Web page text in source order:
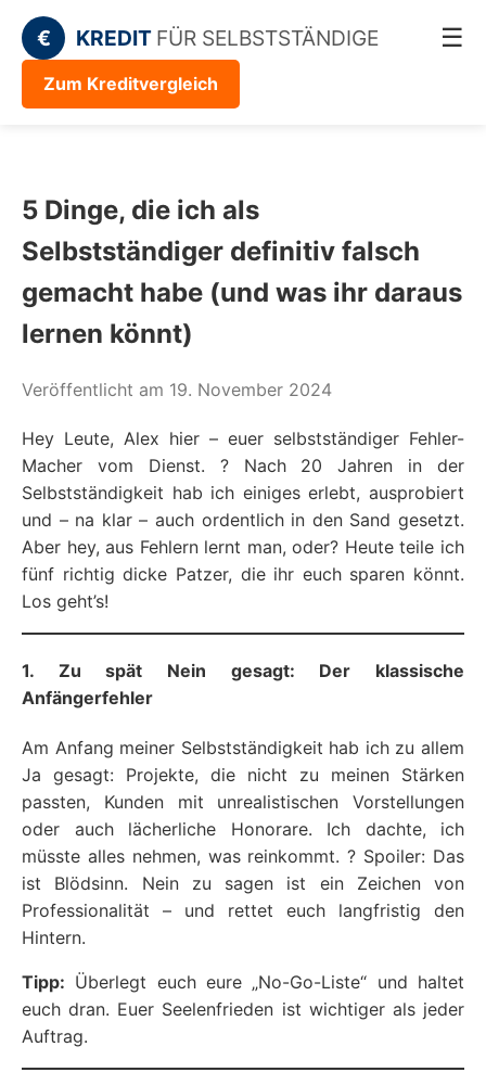
€ KREDIT FÜR SELBSTSTÄNDIGE ☰
Zum Kreditvergleich
5 Dinge, die ich als
Selbstständiger definitiv falsch
gemacht habe (und was ihr daraus
lernen könnt)
Veröffentlicht am 19. November 2024
Hey Leute, Alex hier – euer selbstständiger Fehler-
Macher vom Dienst. ? Nach 20 Jahren in der
Selbstständigkeit hab ich einiges erlebt, ausprobiert
und – na klar – auch ordentlich in den Sand gesetzt.
Aber hey, aus Fehlern lernt man, oder? Heute teile ich
fünf richtig dicke Patzer, die ihr euch sparen könnt.
Los geht’s!
1. Zu spät Nein gesagt: Der klassische
Anfängerfehler
Am Anfang meiner Selbstständigkeit hab ich zu allem
Ja gesagt: Projekte, die nicht zu meinen Stärken
passten, Kunden mit unrealistischen Vorstellungen
oder auch lächerliche Honorare. Ich dachte, ich
müsste alles nehmen, was reinkommt. ? Spoiler: Das
ist Blödsinn. Nein zu sagen ist ein Zeichen von
Professionalität – und rettet euch langfristig den
Hintern.
Tipp: Überlegt euch eure „No-Go-Liste“ und haltet
euch dran. Euer Seelenfrieden ist wichtiger als jeder
Auftrag.